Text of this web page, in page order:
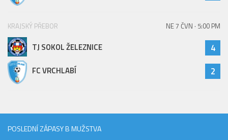
Rozpis zápasů
Realizační tým
Mladší přípravka
Fotbalová školka
Kontakty
KRAJSKÝ PŘEBOR NE 7 ČVN · 5:00 PM
TJ SOKOL ŽELEZNICE 4
FC VRCHLABÍ 2
POSLEDNÍ ZÁPASY B MUŽSTVA